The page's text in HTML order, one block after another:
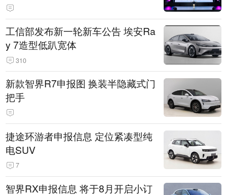
工信部发布新一轮新车公告 埃安Ra
y 7造型低趴宽体
310
新款智界R7申报图 换装半隐藏式门
把手
捷途环游者申报信息 定位紧凑型纯
电SUV
7
智界RX申报信息 将于8月开启小订